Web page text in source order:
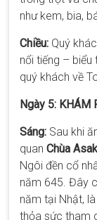
như kem, bia,
Chiều: Quý
nổi tiếng –
quý khách về
Ngày 5: KHÁM
Sáng: Sau khi
quan Chùa
Ngôi đền cổ
năm 645. Đây
năm tại Nhật,
thỏa sức tham